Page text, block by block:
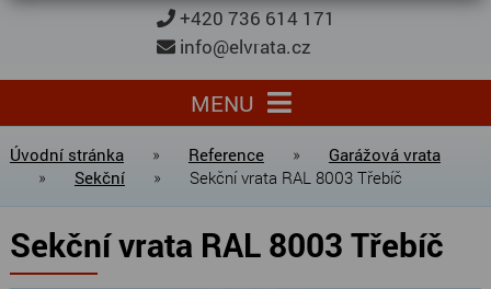
+420 736 614 171
info@elvrata.cz
MENU
Úvodní stránka » Reference »
Garážová vrata
»
Sekční » Sekční vrata RAL 8003 Třebíč
Sekční vrata RAL 8003 Třebíč